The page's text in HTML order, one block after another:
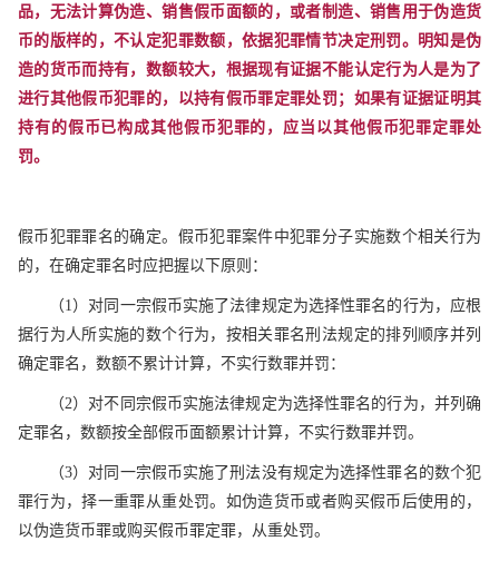
品，无法计算伪造、销售假币面额的，或者制造、销售用于伪造货
币的版样的，不认定犯罪数额，依据犯罪情节决定刑罚。明知是伪
造的货币而持有，数额较大，根据现有证据不能认定行为人是为了
进行其他假币犯罪的，以持有假币罪定罪处罚；如果有证据证明其
持有的假币已构成其他假币犯罪的，应当以其他假币犯罪定罪处
罚。
假币犯罪罪名的确定。假币犯罪案件中犯罪分子实施数个相关行为
的，在确定罪名时应把握以下原则：
（1）对同一宗假币实施了法律规定为选择性罪名的行为，应根
据行为人所实施的数个行为，按相关罪名刑法规定的排列顺序并列
确定罪名，数额不累计计算，不实行数罪并罚：
（2）对不同宗假币实施法律规定为选择性罪名的行为，并列确
定罪名，数额按全部假币面额累计计算，不实行数罪并罚。
（3）对同一宗假币实施了刑法没有规定为选择性罪名的数个犯
罪行为，择一重罪从重处罚。如伪造货币或者购买假币后使用的，
以伪造货币罪或购买假币罪定罪，从重处罚。